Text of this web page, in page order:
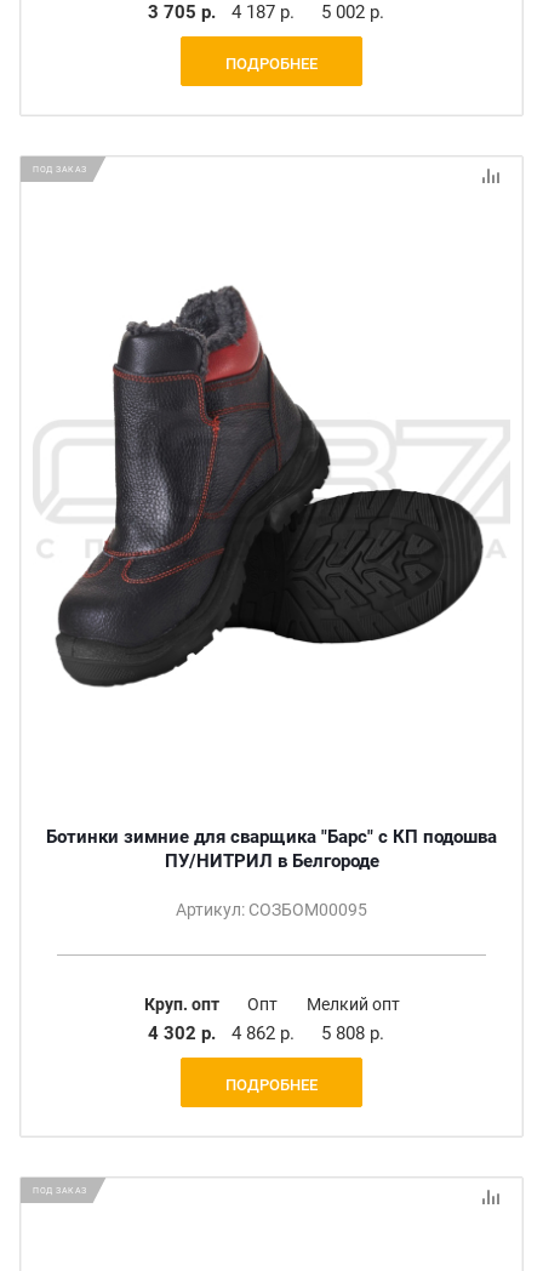
3 705 р. 4 187 р. 5 002 р.
ПОДРОБНЕЕ
ПОД ЗАКАЗ
Ботинки зимние для сварщика "Барс" с КП подошва
ПУ/НИТРИЛ в Белгороде
Артикул: СОЗБОМ00095
Круп. опт
4 302 р.
Опт
4 862 р.
Мелкий опт
5 808 р.
ПОДРОБНЕЕ
ПОД ЗАКАЗ